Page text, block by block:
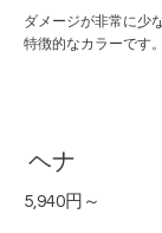
ダメージが非常に少
特徴的なカラーです。
ヘナ
5,940円～